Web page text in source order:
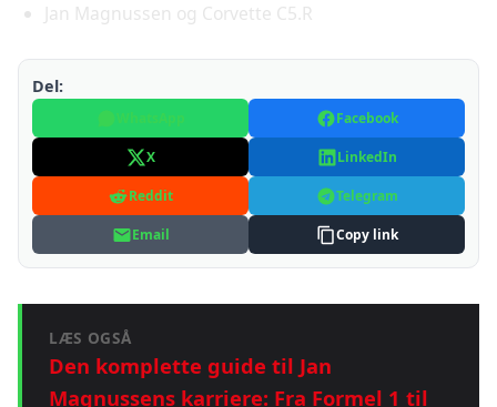
Jan Magnussen og Corvette C5.R
Del:
Facebook
X LinkedIn
Reddit Telegram
Email Copy link
LÆS OGSÅ
Den komplette guide til Jan
Magnussens karriere: Fra Formel 1 til